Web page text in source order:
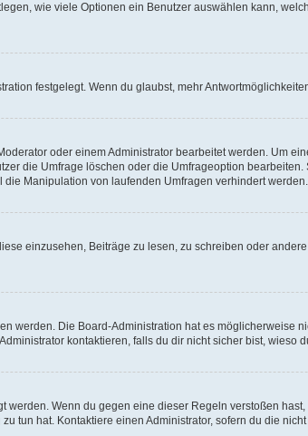
wie viele Optionen ein Benutzer auswählen kann,
festgelegt. Wenn du glaubst, mehr
oder einem Administrator bearbeitet werden. Um
die Umfrage löschen oder die Umfrageoption
Manipulation von laufenden Umfragen verhindert werden.
einzusehen, Beiträge zu lesen, zu schreiben oder
werden. Die Board-Administration hat es möglicherweise
kontaktieren, falls du dir nicht sicher bist, wieso
Wenn du gegen eine dieser Regeln verstoßen
tun hat. Kontaktiere einen Administrator, sofern du die